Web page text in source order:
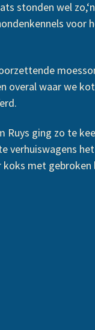
stonden wel
voor
overal waar we
Ruys ging zo te
verhuiswagens
met gebroken